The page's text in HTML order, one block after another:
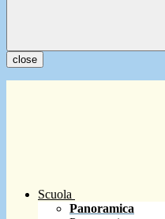
close
Scuola
Panoramica